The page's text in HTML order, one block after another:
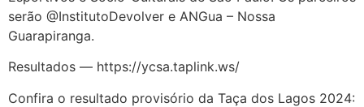
serão @InstitutoDevolver e ANGua – Nossa
Guarapiranga.
Resultados — https://ycsa.taplink.ws/
Confira o resultado provisório da Taça dos Lagos 2024: